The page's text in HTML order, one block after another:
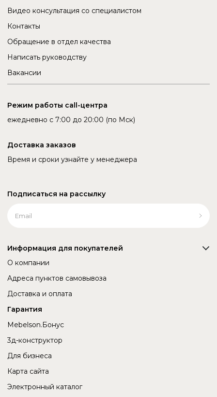
Видео консультация со специалистом
Контакты
Обращение в отдел качества
Написать руководству
Вакансии
Режим работы call-центра
ежедневно с 7:00 до 20:00 (по Мск)
Доставка заказов
Время и сроки узнайте у менеджера
Подписаться на рассылку
Информация для покупателей
О компании
Адреса пунктов самовывоза
Доставка и оплата
Гарантия
Mebelson.Бонус
3д-конструктор
Для бизнеса
Карта сайта
Электронный каталог